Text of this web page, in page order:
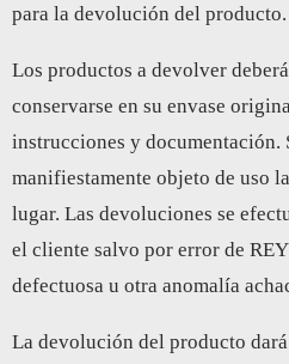
para la devolución del producto.
Los productos a devolver
conservarse en su envase
instrucciones y documentación.
manifiestamente objeto de uso
lugar. Las devoluciones se
el cliente salvo por error de
defectuosa u otra anomalía
La devolución del producto